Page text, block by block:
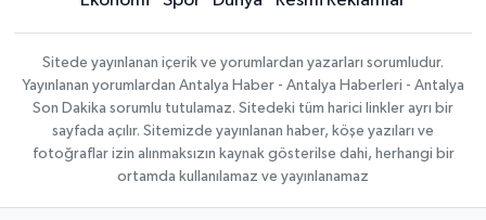
Sitede yayınlanan içerik ve yorumlardan yazarları sorumludur.
Yayınlanan yorumlardan Antalya Haber - Antalya Haberleri - Antalya
Son Dakika sorumlu tutulamaz. Sitedeki tüm harici linkler ayrı bir
sayfada açılır. Sitemizde yayınlanan haber, köşe yazıları ve
fotoğraflar izin alınmaksızın kaynak gösterilse dahi, herhangi bir
ortamda kullanılamaz ve yayınlanamaz